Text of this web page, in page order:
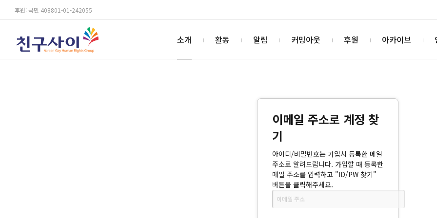
후원: 국민 408801-01-242055
소개 활동 알림 커밍아웃 후원 아카이브
이메일 주소로 계정 찾
기
아이디/비밀번호는 가입시 등록한 메일
주소로 알려드립니다. 가입할 때 등록한
메일 주소를 입력하고 "ID/PW 찾기"
버튼을 클릭해주세요.